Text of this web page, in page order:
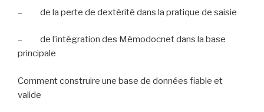
– de la perte de dextérité dans la pratique de saisie
–
de l’intégration des Mémodocnet dans la base
principale
Comment construire une base de données fiable et
valide